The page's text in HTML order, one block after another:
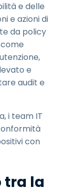
e delle
e azioni di
da policy
e
audit e
i team IT
con
tra la